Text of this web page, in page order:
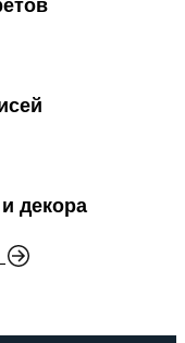
декора